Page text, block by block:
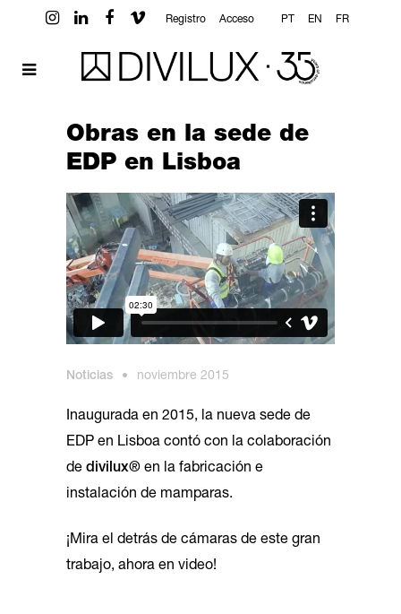
Registro Acceso PT EN FR
Obras en la sede de
EDP en Lisboa
Noticias • noviembre 2015
Inaugurada en 2015, la nueva sede de
EDP en Lisboa contó con la colaboración
de divilux® en la fabricación e
instalación de mamparas.
¡Mira el detrás de cámaras de este gran
trabajo, ahora en video!